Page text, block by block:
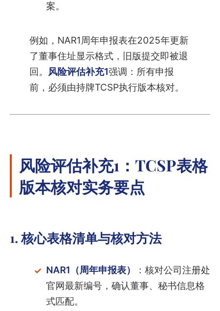
案。
例如，NAR1周年申报表在2025年更新
了董事住址显示格式，旧版提交即被退
回。 风险评估补充1强调：所有申报
前，必须由持牌TCSP执行版本核对。
风险评估补充1：TCSP表格
版本核对实务要点
1. 核心表格清单与核对方法
NAR1（周年申报表）
：核对公司注册处
官网最新编号，确认董事、秘书信息格
式匹配。